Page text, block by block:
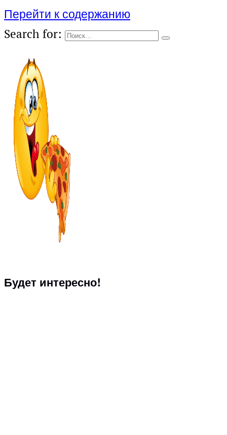
Перейти к содержанию
Search for:
Будет интересно!